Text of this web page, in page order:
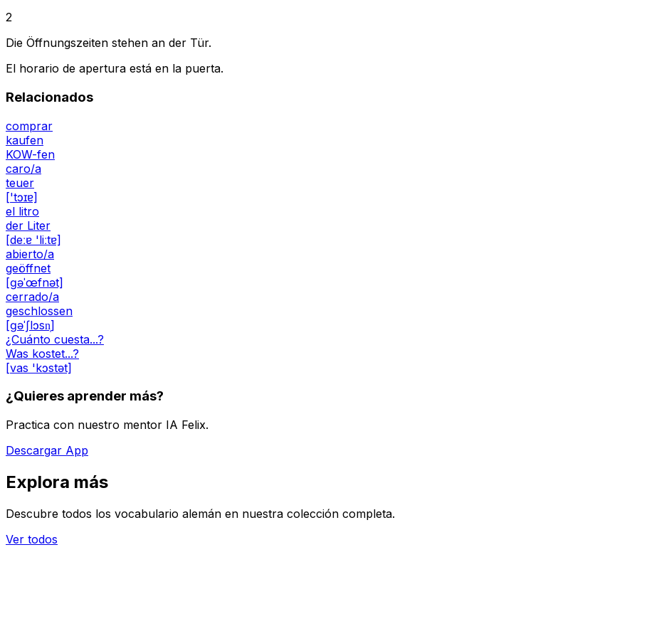
2
Die Öffnungszeiten stehen an der Tür.
El horario de apertura está en la puerta.
Relacionados
comprar
kaufen
KOW-fen
caro/a
teuer
['tɔɪɐ]
el litro
der Liter
[deːɐ 'liːtɐ]
abierto/a
geöffnet
[ɡəˈœfnət]
cerrado/a
geschlossen
[ɡəˈʃlɔsn̩]
¿Cuánto cuesta...?
Was kostet...?
[vas 'kɔstət]
¿Quieres aprender más?
Practica con nuestro mentor IA Felix.
Descargar App
Explora más
Descubre todos los vocabulario alemán en nuestra colección completa.
Ver todos